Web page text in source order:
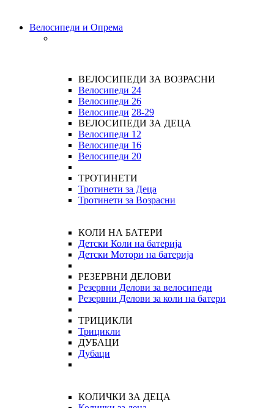
Велосипеди и Опрема
ВЕЛОСИПЕДИ ЗА ВОЗРАСНИ
Велосипеди 24
Велосипеди 26
Велосипеди 28-29
ВЕЛОСИПЕДИ ЗА ДЕЦА
Велосипеди 12
Велосипеди 16
Велосипеди 20
ТРОТИНЕТИ
Тротинети за Деца
Тротинети за Возрасни
КОЛИ НА БАТЕРИ
Детски Коли на батерија
Детски Мотори на батерија
РЕЗЕРВНИ ДЕЛОВИ
Резервни Делови за велосипеди
Резервни Делови за коли на батери
ТРИЦИКЛИ
Трицикли
ДУБАЦИ
Дубаци
КОЛИЧКИ ЗА ДЕЦА